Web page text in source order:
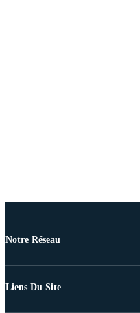
Notre Réseau
Liens Du Site